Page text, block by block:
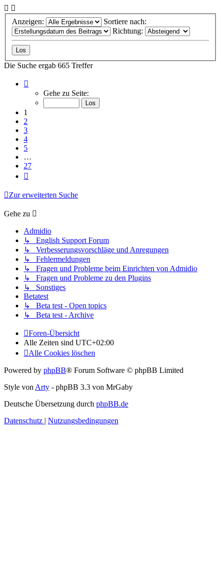
Anzeigen:
Sortiere nach:
Richtung:
Die Suche ergab 665 Treffer
von
Gehe zu Seite:
1
2
3
4
5
…
27
Zur erweiterten Suche
Gehe zu
Admidio
↳ English Support Forum
↳ Verbesserungsvorschläge und Anregungen
↳ Fehlermeldungen
↳ Fragen und Probleme beim Einrichten von Admidio
↳ Fragen und Probleme zu den Plugins
↳ Sonstiges
Betatest
↳ Beta test - Open topics
↳ Beta test - Archive
Foren-Übersicht
Alle Zeiten sind UTC+02:00
Alle Cookies löschen
Powered by phpBB® Forum Software © phpBB Limited
Style von Arty - phpBB 3.3 von MrGaby
Deutsche Übersetzung durch phpBB.de
Datenschutz | Nutzungsbedingungen